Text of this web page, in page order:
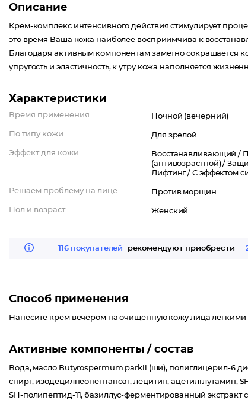
Описание
Крем-комплекс интенсивного действия стимулирует
это время Ваша кожа наиболее восприимчива к
Благодаря активным компонентам заметно сокращается
упругость и эластичность, к утру кожа наполняется
Характеристики
Время применения Ночной (вечерний)
По типу кожи Для зрелой
Эффект для кожи Восстанавливающий /
(антивозрастной) /
Лифтинг /С эффектом
Решаем проблему на лице Против морщин
Пол и возраст Женский
116 покупателей рекомендуют приобрести
Способ применения
Нанесите крем вечером на очищенную кожу лица
Активные компоненты / состав
Вода, масло Butyrospermum parkii (ши), полиглицерил-6
спирт, изодецилнеопентаноат, лецитин, ацетилглутамин,
SH-полипептид-11, базиллус-ферментированный экстракт